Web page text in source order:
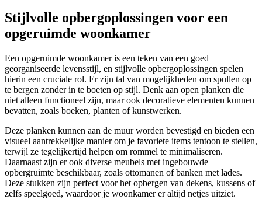
Stijlvolle opbergoplossingen voor een
opgeruimde woonkamer
Een opgeruimde woonkamer is een teken van een goed
georganiseerde levensstijl, en stijlvolle opbergoplossingen spelen
hierin een cruciale rol. Er zijn tal van mogelijkheden om spullen op
te bergen zonder in te boeten op stijl. Denk aan open planken die
niet alleen functioneel zijn, maar ook decoratieve elementen kunnen
bevatten, zoals boeken, planten of kunstwerken.
Deze planken kunnen aan de muur worden bevestigd en bieden een
visueel aantrekkelijke manier om je favoriete items tentoon te stellen,
terwijl ze tegelijkertijd helpen om rommel te minimaliseren.
Daarnaast zijn er ook diverse meubels met ingebouwde
opbergruimte beschikbaar, zoals ottomanen of banken met lades.
Deze stukken zijn perfect voor het opbergen van dekens, kussens of
zelfs speelgoed, waardoor je woonkamer er altijd netjes uitziet.